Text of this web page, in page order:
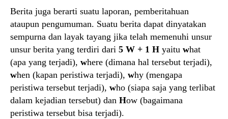
Berita juga berarti suatu laporan, pemberitahuan
ataupun pengumuman. Suatu berita dapat dinyatakan
sempurna dan layak tayang jika telah memenuhi unsur
unsur berita yang terdiri dari 5 W + 1 H yaitu what
(apa yang terjadi), where (dimana hal tersebut terjadi),
when (kapan peristiwa terjadi), why (mengapa
peristiwa tersebut terjadi), who (siapa saja yang terlibat
dalam kejadian tersebut) dan How (bagaimana
peristiwa tersebut bisa terjadi).